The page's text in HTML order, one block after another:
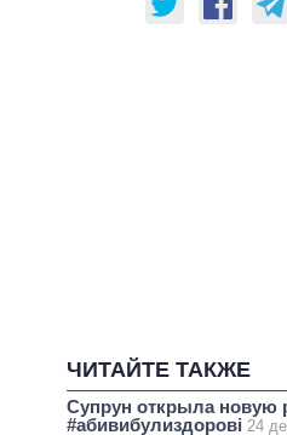
ЧИТАЙТЕ ТАКЖЕ
Супрун открыла новую
#абивибулиздорові 24